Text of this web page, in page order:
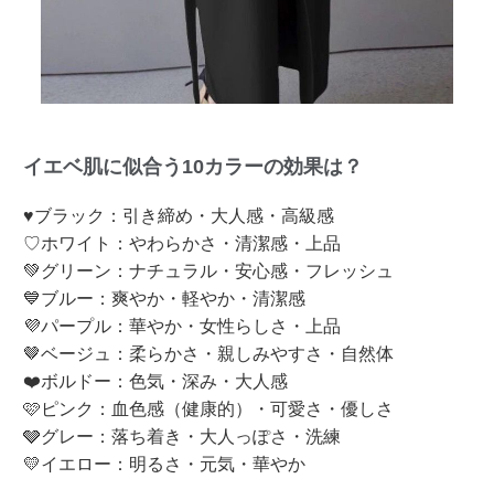
イエベ肌に似合う10カラーの効果は？
♥ブラック：引き締め・大人感・高級感
♡ホワイト：やわらかさ・清潔感・上品
💚グリーン：ナチュラル・安心感・フレッシュ
💙ブルー：爽やか・軽やか・清潔感
💜パープル：華やか・女性らしさ・上品
🤎ベージュ：柔らかさ・親しみやすさ・自然体
❤️ボルドー：色気・深み・大人感
🩷ピンク：血色感（健康的）・可愛さ・優しさ
🩶グレー：落ち着き・大人っぽさ・洗練
💛イエロー：明るさ・元気・華やか